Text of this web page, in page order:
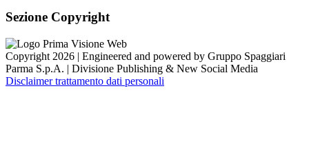
Sezione Copyright
Copyright 2026 | Engineered and powered by Gruppo Spaggiari
Parma S.p.A. | Divisione Publishing & New Social Media
Disclaimer trattamento dati personali